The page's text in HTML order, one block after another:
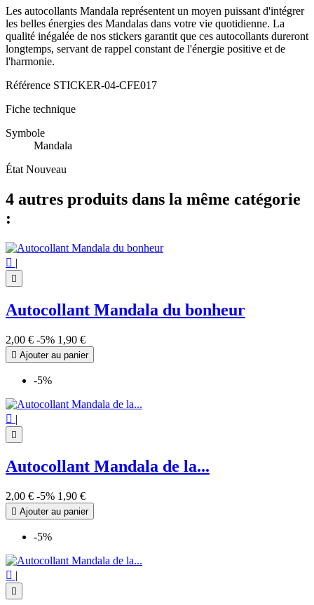
Les autocollants Mandala représentent un moyen puissant d'intégrer
les belles énergies des Mandalas dans votre vie quotidienne. La
qualité inégalée de nos stickers garantit que ces autocollants dureront
longtemps, servant de rappel constant de l'énergie positive et de
l'harmonie.
Référence STICKER-04-CFE017
Fiche technique
Symbole
Mandala
ÉtatNouveau
4 autres produits dans la même catégorie
:
 |

Autocollant Mandala du bonheur
2,00 € -5% 1,90 €
 Ajouter au panier
-5%
 |

Autocollant Mandala de la...
2,00 € -5% 1,90 €
 Ajouter au panier
-5%
 |
